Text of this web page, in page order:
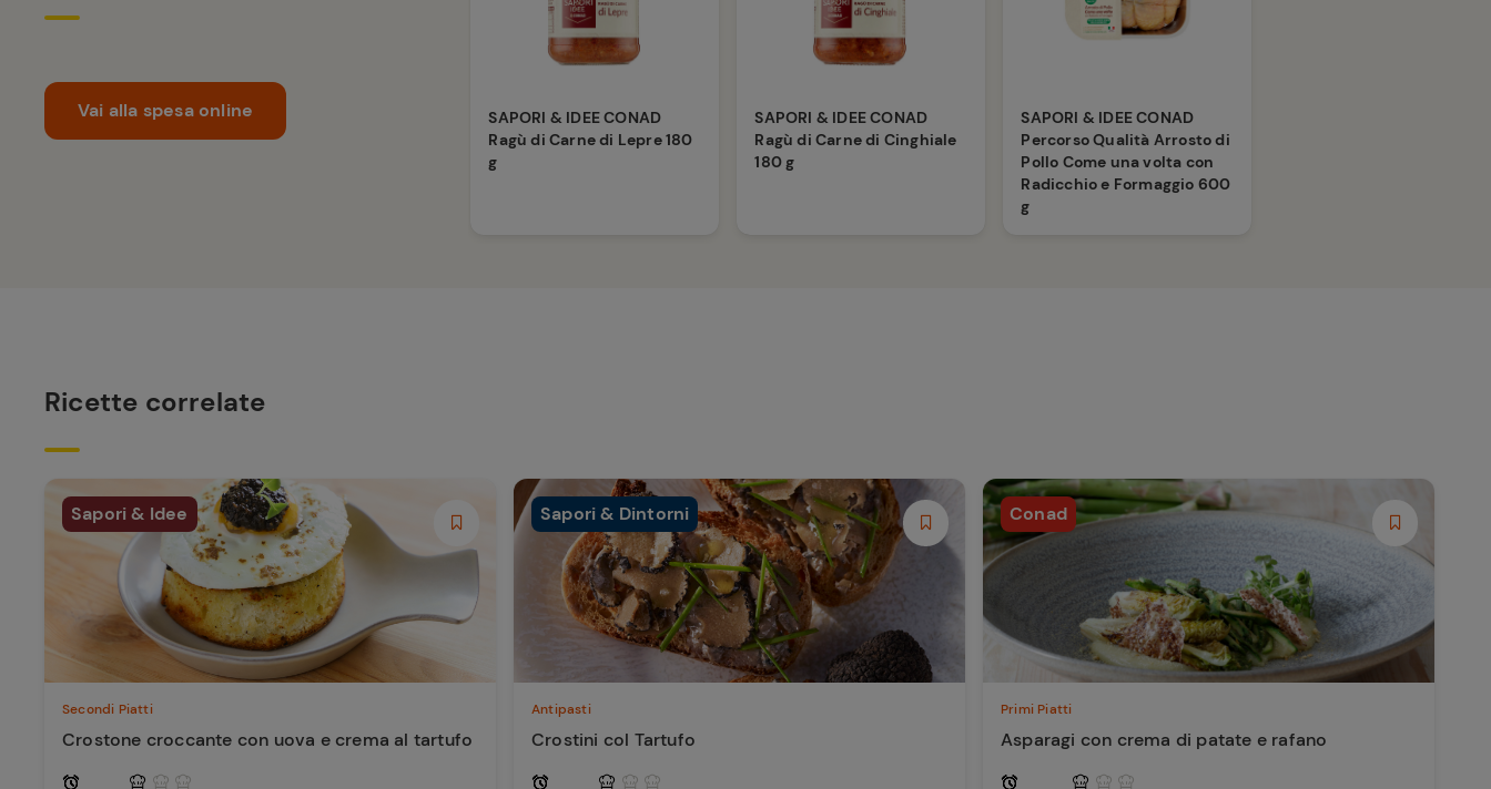
Vai alla spesa online
SAPORI & IDEE CONAD
Ragù di Carne di Lepre 180
g
SAPORI & IDEE CONAD
Ragù di Carne di Cinghiale
180 g
SAPORI & IDEE CONAD
Percorso Qualità Arrosto di
Pollo Come una volta con
Radicchio e Formaggio 600
g
Ricette correlate
Sapori & Idee
Secondi Piatti
Crostone croccante con uova e crema al tartufo
Sapori & Dintorni
Antipasti
Crostini col Tartufo
Conad
Primi Piatti
Asparagi con crema di patate e rafano